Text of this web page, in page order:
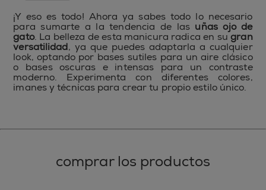
¡Y eso es todo! Ahora ya sabes todo lo necesario
para sumarte a la tendencia de las uñas ojo de
gato. La belleza de esta manicura radica en sugran
versatilidad, ya que puedes adaptarla a cualquier
look, optando por bases sutiles para un aire clásico
o bases oscuras e intensas para un contraste
moderno. Experimenta con diferentes colores,
imanes y técnicas para crear tu propio estilo único.
comprar los productos